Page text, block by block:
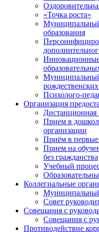
«Точка роста»
образования
Психолого-
Организация
Дистанционная
Прием в
организации
Приём в
Прием на
без гражданства
Учебный
Коллегиальные
Совет
Совещания с
Совещания с
Противодействие